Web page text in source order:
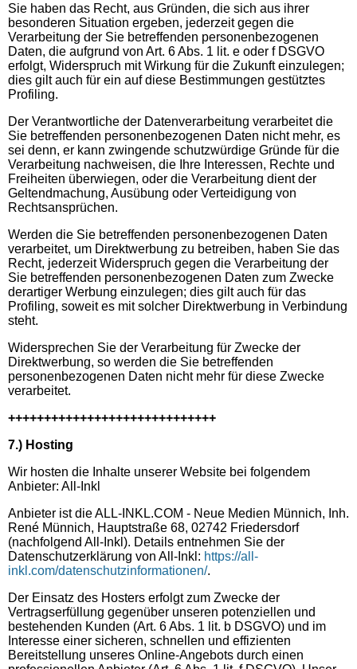
Sie haben das Recht, aus Gründen, die sich aus ihrer
besonderen Situation ergeben, jederzeit gegen die
Verarbeitung der Sie betreffenden personenbezogenen
Daten, die aufgrund von Art. 6 Abs. 1 lit. e oder f DSGVO
erfolgt, Widerspruch mit Wirkung für die Zukunft einzulegen;
dies gilt auch für ein auf diese Bestimmungen gestütztes
Profiling.
Der Verantwortliche der Datenverarbeitung verarbeitet die
Sie betreffenden personenbezogenen Daten nicht mehr, es
sei denn, er kann zwingende schutzwürdige Gründe für die
Verarbeitung nachweisen, die Ihre Interessen, Rechte und
Freiheiten überwiegen, oder die Verarbeitung dient der
Geltendmachung, Ausübung oder Verteidigung von
Rechtsansprüchen.
Werden die Sie betreffenden personenbezogenen Daten
verarbeitet, um Direktwerbung zu betreiben, haben Sie das
Recht, jederzeit Widerspruch gegen die Verarbeitung der
Sie betreffenden personenbezogenen Daten zum Zwecke
derartiger Werbung einzulegen; dies gilt auch für das
Profiling, soweit es mit solcher Direktwerbung in Verbindung
steht.
Widersprechen Sie der Verarbeitung für Zwecke der
Direktwerbung, so werden die Sie betreffenden
personenbezogenen Daten nicht mehr für diese Zwecke
verarbeitet.
+++++++++++++++++++++++++++++
7.) Hosting
Wir hosten die Inhalte unserer Website bei folgendem
Anbieter: All-Inkl
Anbieter ist die ALL-INKL.COM - Neue Medien Münnich, Inh.
René Münnich, Hauptstraße 68, 02742 Friedersdorf
(nachfolgend All-Inkl). Details entnehmen Sie der
Datenschutzerklärung von All-Inkl: https://all-
inkl.com/datenschutzinformationen/.
Der Einsatz des Hosters erfolgt zum Zwecke der
Vertragserfüllung gegenüber unseren potenziellen und
bestehenden Kunden (Art. 6 Abs. 1 lit. b DSGVO) und im
Interesse einer sicheren, schnellen und effizienten
Bereitstellung unseres Online-Angebots durch einen